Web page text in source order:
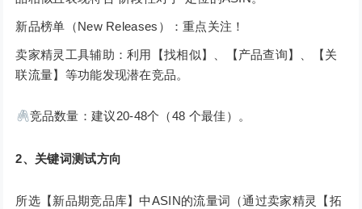
新品榜单（New Releases）：重点关注！
卖家精灵工具辅助：利用【找相似】、【产品查询】、【关
联流量】等功能发现潜在竞品。
竞品数量：建议20-48个（48 个最佳）。
2、关键词测试方向
所选【新品期竞品库】中ASIN的流量词（通过卖家精灵【拓